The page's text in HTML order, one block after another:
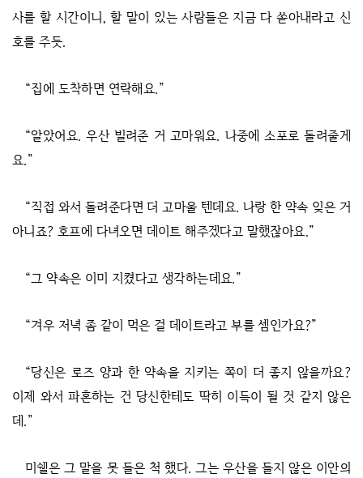
사를 할 시간이니, 할 말이 있는 사람들은 지금 다 쏟아내라고 신
호를 주듯.
“집에 도착하면 연락해요.”
“알았어요. 우산 빌려준 거 고마워요. 나중에 소포로 돌려줄게
요.”
“직접 와서 돌려준다면 더 고마울 텐데요. 나랑 한 약속 잊은 거
아니죠? 호프에 다녀오면 데이트 해주겠다고 말했잖아요.”
“그 약속은 이미 지켰다고 생각하는데요.”
“겨우 저녁 좀 같이 먹은 걸 데이트라고 부를 셈인가요?”
“당신은 로즈 양과 한 약속을 지키는 쪽이 더 좋지 않을까요?
이제 와서 파혼하는 건 당신한테도 딱히 이득이 될 것 같지 않은
데.”
미쉘은 그 말을 못 들은 척 했다. 그는 우산을 들지 않은 이안의